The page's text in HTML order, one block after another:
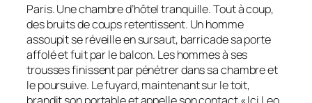
Paris. Une chambre d’hôtel tranquille. Tout à coup,
des bruits de coups retentissent. Un homme
assoupit se réveille en sursaut, barricade sa porte
affolé et fuit par le balcon. Les hommes à ses
trousses finissent par pénétrer dans sa chambre et
le poursuive. Le fuyard, maintenant sur le toit,